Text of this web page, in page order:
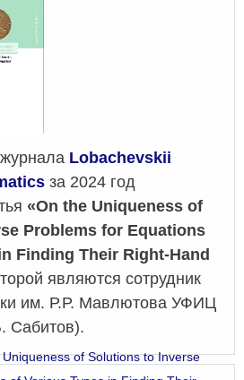
Lobachevskii
за 2024 год
«On the Uniqueness of
Problems for Equations
Finding Their Right-Hand
являются сотрудник
им. Р.Р. Мавлютова УФИЦ
Сабитов).
of Solutions to Inverse